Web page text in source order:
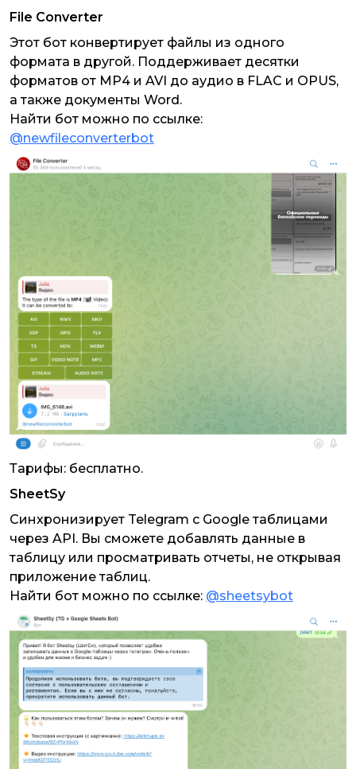
File Converter
Этот бот конвертирует файлы из одного
формата в другой. Поддерживает десятки
форматов от MP4 и AVI до аудио в FLAC и OPUS,
а также документы Word.
Найти бот можно по ссылке:
@newfileconverterbot
Тарифы: бесплатно.
SheetSy
Синхронизирует Telegram с Google таблицами
через API. Вы сможете добавлять данные в
таблицу или просматривать отчеты, не открывая
приложение таблиц.
Найти бот можно по ссылке: @sheetsybot